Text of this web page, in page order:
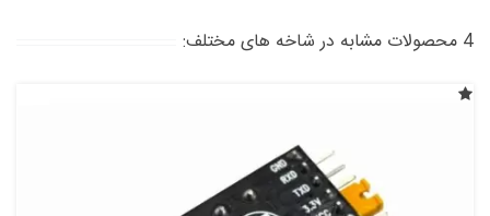
4 محصولات مشابه در شاخه های مختلف: